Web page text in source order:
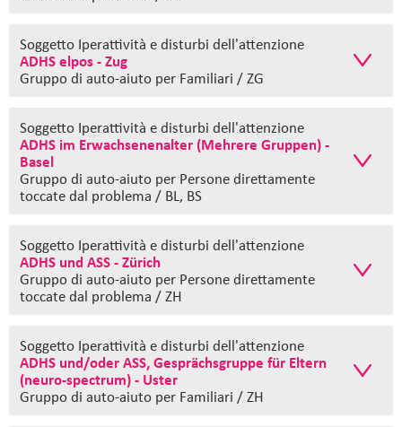
Soggetto Iperattività e disturbi dell'attenzione
ADHS elpos - Zug
Gruppo di auto-aiuto per Familiari / ZG
Soggetto Iperattività e disturbi dell'attenzione
ADHS im Erwachsenenalter (Mehrere Gruppen) -
Basel
Gruppo di auto-aiuto per Persone direttamente
toccate dal problema / BL, BS
Soggetto Iperattività e disturbi dell'attenzione
ADHS und ASS - Zürich
Gruppo di auto-aiuto per Persone direttamente
toccate dal problema / ZH
Soggetto Iperattività e disturbi dell'attenzione
ADHS und/oder ASS, Gesprächsgruppe für Eltern
(neuro-spectrum) - Uster
Gruppo di auto-aiuto per Familiari / ZH